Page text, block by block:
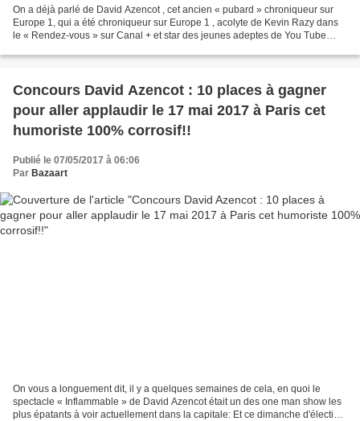
On a déjà parlé de David Azencot , cet ancien « pubard » chroniqueur sur
Europe 1, qui a été chroniqueur sur Europe 1 , acolyte de Kevin Razy dans
le « Rendez-vous » sur Canal + et star des jeunes adeptes de You Tube
Concours David Azencot : 10 places à gagner
pour aller applaudir le 17 mai 2017 à Paris cet
humoriste 100% corrosif!!
Publié le 07/05/2017 à 06:06
Par Bazaart
On vous a longuement dit, il y a quelques semaines de cela, en quoi le
spectacle « Inflammable » de David Azencot était un des one man show les
plus épatants à voir actuellement dans la capitale: Et ce dimanche d'élection